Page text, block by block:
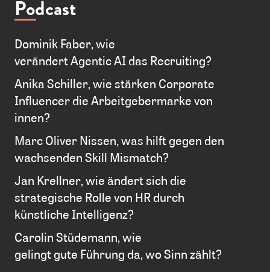
Podcast
Dominik Faber, wie
verändert Agentic AI das Recruiting?
Anika Schiller, wie stärken Corporate
Influencer die Arbeitgebermarke von
innen?
Marc Oliver Nissen, was hilft gegen den
wachsenden Skill Mismatch?
Jan Krellner, wie ändert sich die
strategische Rolle von HR durch
künstliche Intelligenz?
Carolin Stüdemann, wie
gelingt gute Führung da, wo Sinn zählt?